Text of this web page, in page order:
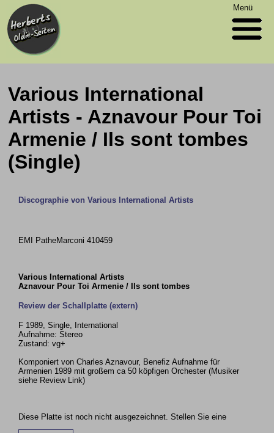
Menü
Various International
Artists - Aznavour Pour Toi
Armenie / Ils sont tombes
(Single)
Discographie von Various International Artists
EMI PatheMarconi 410459
Various International Artists
Aznavour Pour Toi Armenie / Ils sont tombes
Review der Schallplatte (extern)
F 1989, Single, International
Aufnahme: Stereo
Zustand: vg+
Komponiert von Charles Aznavour, Benefiz Aufnahme für
Armenien 1989 mit großem ca 50 köpfigen Orchester (Musiker
siehe Review Link)
Diese Platte ist noch nicht ausgezeichnet. Stellen Sie eine